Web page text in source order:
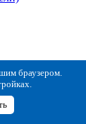
браузером.